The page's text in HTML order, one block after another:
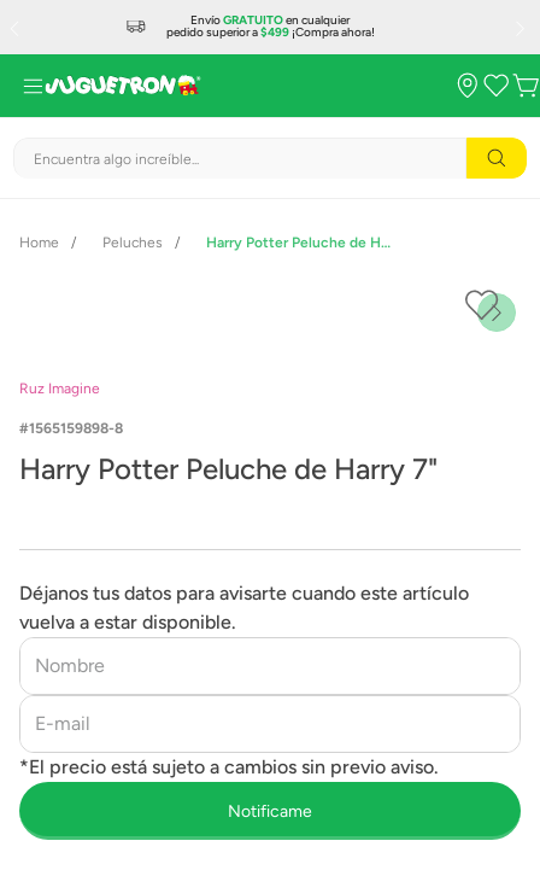
EnvíoGRATUITOen cualquier
pedido superior a$499¡Compra ahora!
Encuentra algo increíble...
Peluches Harry Potter Peluche de Harry 7"
Ruz Imagine
1565159898-8
Harry Potter Peluche de Harry 7"
Déjanos tus datos para avisarte cuando este artículo
vuelva a estar disponible.